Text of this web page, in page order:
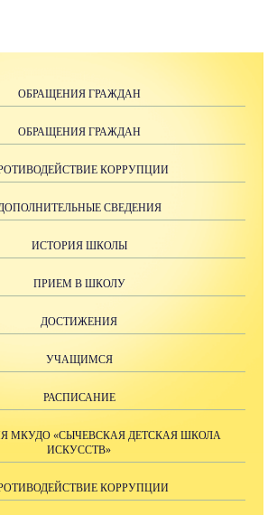
ОБРАЩЕНИЯ ГРАЖДАН
ОБРАЩЕНИЯ ГРАЖДАН
КОРРУПЦИИ
СВЕДЕНИЯ
ИСТОРИЯ ШКОЛЫ
ПРИЕМ В ШКОЛУ
ДОСТИЖЕНИЯ
УЧАЩИМСЯ
РАСПИСАНИЕ
МКУДО «СЫЧЕВСКАЯ ДЕТСКАЯ ШКОЛА
ИСКУССТВ»
КОРРУПЦИИ